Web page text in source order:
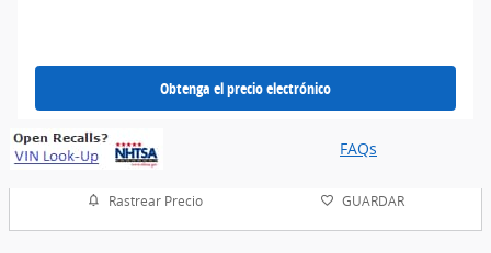
Obtenga el precio electrónico
FAQs
Rastrear Precio GUARDAR